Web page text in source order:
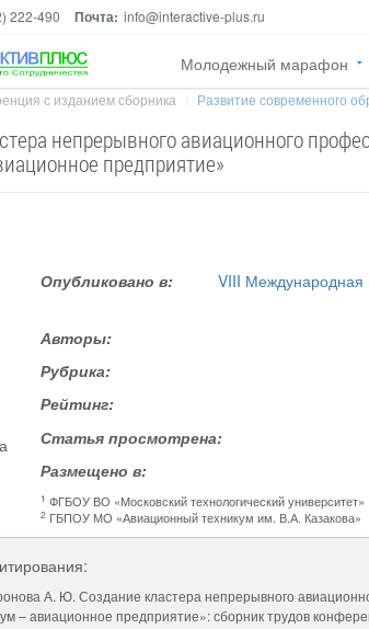
222-490 Почта: info@interactive-plus.ru
Молодежный марафон
с изданием сборника Развитие современного
непрерывного авиационного
предприятие»
Опубликовано в:
VIII Международная
Авторы:
Рубрика:
Рейтинг:
Статья просмотрена:
Размещено в:
1 ФГБОУ ВО «Московский технологический университет»
2 ГБПОУ МО «Авиационный техникум им. В.А. Казакова»
А. Ю. Создание кластера непрерывного
– авиационное предприятие»: сборник трудов